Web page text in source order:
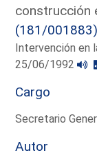
construcción
(181/001883)
Intervención en
25/06/1992
Cargo
Secretario
Autor